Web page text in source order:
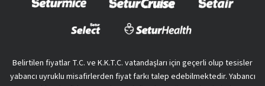
Belirtilen fiyatlar T.C. ve K.K.T.C. vatandaşları için geçerli olup tesisler
yabancı uyruklu misafirlerden fiyat farkı talep edebilmektedir. Yabancı